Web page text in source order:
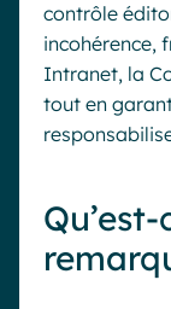
contrôle
incohérence,
Intranet, la
tout en